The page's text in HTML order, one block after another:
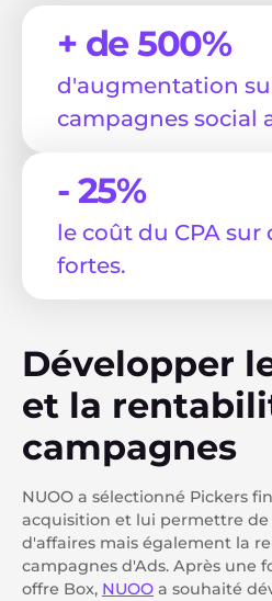
+ de 500%
d'augmentation
campagnes social
- 25%
le coût du CPA sur
fortes.
Développer
et la
campagnes
NUOO a sélectionné Pickers
acquisition et lui permettre
d'affaires mais également la
campagnes d'Ads. Après une
offre Box, NUOO a souhaité